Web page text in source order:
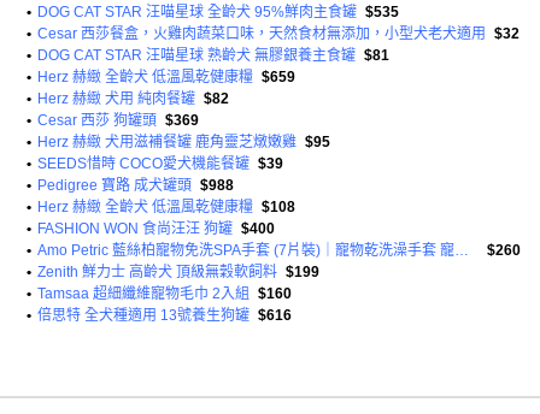
• DOG CAT STAR 汪喵星球 全齡犬 95%鮮肉主食罐 $535
• Cesar 西莎餐盒，火雞肉蔬菜口味，天然食材無添加，小型犬老犬適用
$32
• DOG CAT STAR 汪喵星球 熟齡犬 無膠銀養主食罐 $81
• Herz 赫緻 全齡犬 低溫風乾健康糧 $659
• Herz 赫緻 犬用 純肉餐罐 $82
• Cesar 西莎 狗罐頭 $369
• Herz 赫緻 犬用滋補餐罐 鹿角靈芝燉嫩雞 $95
• SEEDS惜時 COCO愛犬機能餐罐 $39
• Pedigree 寶路 成犬罐頭 $988
• Herz 赫緻 全齡犬 低溫風乾健康糧 $108
• FASHION WON 食尚汪汪 狗罐 $400
•
Amo Petric 藍絲柏寵物免洗SPA手套 (7片裝)｜寵物乾洗澡手套 寵物SPA手套 免洗去汙手套 毛孩乾洗澡手套
$260
• Zenith 鮮力士 高齡犬 頂級無穀軟飼料 $199
• Tamsaa 超細纖維寵物毛巾 2入組
$160
• 倍思特 全犬種適用 13號養生狗罐 $616